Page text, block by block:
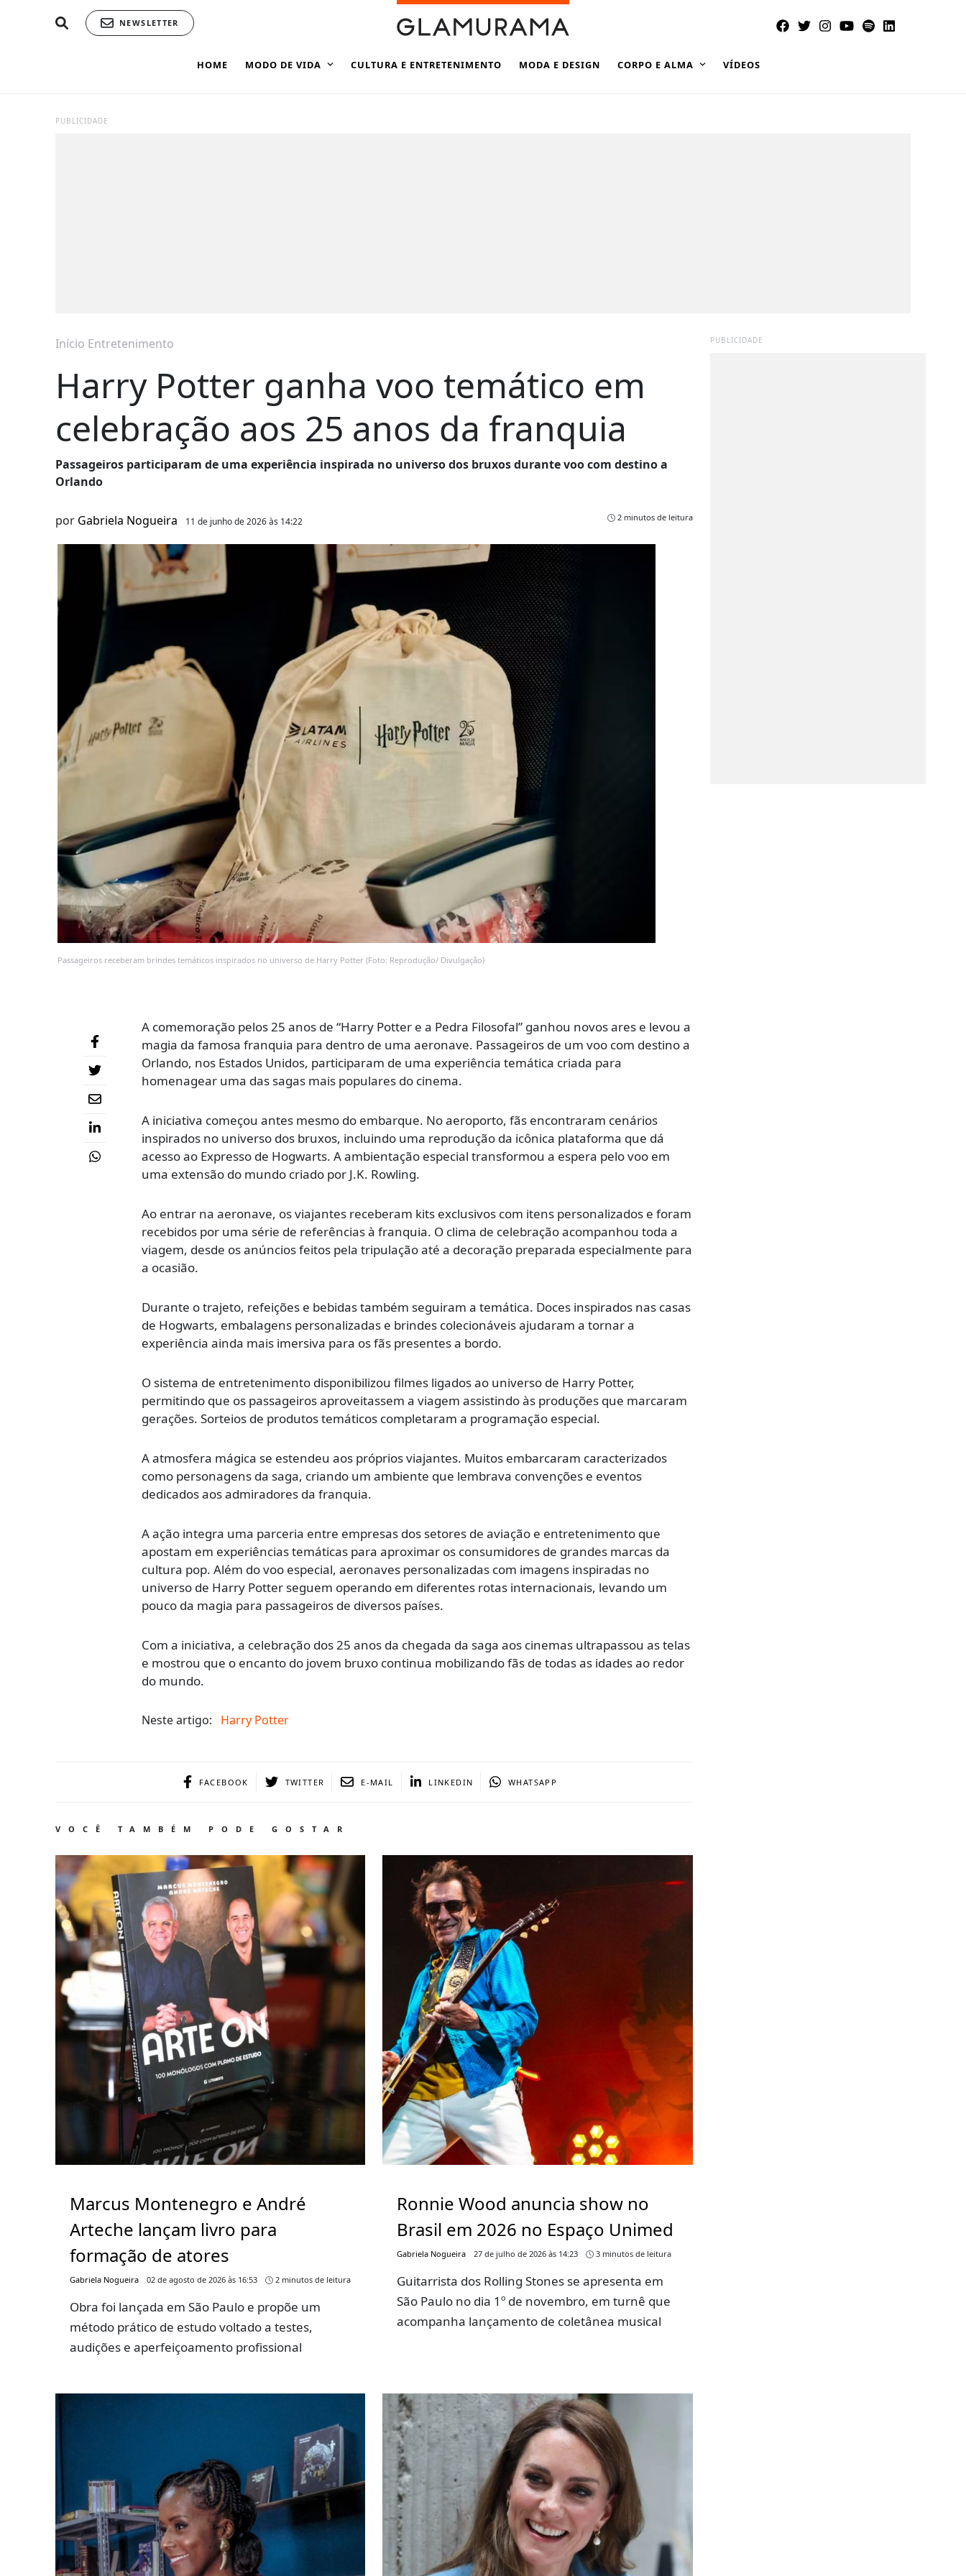
NEWSLETTER
HOME MODO DE VIDA CULTURA E ENTRETENIMENTO MODA E DESIGN CORPO E ALMA VÍDEOS
PUBLICIDADE
Início Entretenimento
Harry Potter ganha voo temático em
celebração aos 25 anos da franquia
Passageiros participaram de uma experiência inspirada no universo dos bruxos durante voo com destino a
Orlando
por Gabriela Nogueira 11 de junho de 2026 às 14:22 2 minutos de leitura
Passageiros receberam brindes temáticos inspirados no universo de Harry Potter (Foto: Reprodução/ Divulgação)
A comemoração pelos 25 anos de “Harry Potter e a Pedra Filosofal” ganhou novos ares e levou a
magia da famosa franquia para dentro de uma aeronave. Passageiros de um voo com destino a
Orlando, nos Estados Unidos, participaram de uma experiência temática criada para
homenagear uma das sagas mais populares do cinema.
A iniciativa começou antes mesmo do embarque. No aeroporto, fãs encontraram cenários
inspirados no universo dos bruxos, incluindo uma reprodução da icônica plataforma que dá
acesso ao Expresso de Hogwarts. A ambientação especial transformou a espera pelo voo em
uma extensão do mundo criado por J.K. Rowling.
Ao entrar na aeronave, os viajantes receberam kits exclusivos com itens personalizados e foram
recebidos por uma série de referências à franquia. O clima de celebração acompanhou toda a
viagem, desde os anúncios feitos pela tripulação até a decoração preparada especialmente para
a ocasião.
Durante o trajeto, refeições e bebidas também seguiram a temática. Doces inspirados nas casas
de Hogwarts, embalagens personalizadas e brindes colecionáveis ajudaram a tornar a
experiência ainda mais imersiva para os fãs presentes a bordo.
O sistema de entretenimento disponibilizou filmes ligados ao universo de Harry Potter,
permitindo que os passageiros aproveitassem a viagem assistindo às produções que marcaram
gerações. Sorteios de produtos temáticos completaram a programação especial.
A atmosfera mágica se estendeu aos próprios viajantes. Muitos embarcaram caracterizados
como personagens da saga, criando um ambiente que lembrava convenções e eventos
dedicados aos admiradores da franquia.
A ação integra uma parceria entre empresas dos setores de aviação e entretenimento que
apostam em experiências temáticas para aproximar os consumidores de grandes marcas da
cultura pop. Além do voo especial, aeronaves personalizadas com imagens inspiradas no
universo de Harry Potter seguem operando em diferentes rotas internacionais, levando um
pouco da magia para passageiros de diversos países.
Com a iniciativa, a celebração dos 25 anos da chegada da saga aos cinemas ultrapassou as telas
e mostrou que o encanto do jovem bruxo continua mobilizando fãs de todas as idades ao redor
do mundo.
Neste artigo: Harry Potter
FACEBOOK TWITTER E-MAIL LINKEDIN WHATSAPP
VOCÊ TAMBÉM PODE GOSTAR
Marcus Montenegro e André
Arteche lançam livro para
formação de atores
Gabriela Nogueira 02 de agosto de 2026 às 16:53 2 minutos de leitura
Obra foi lançada em São Paulo e propõe um
método prático de estudo voltado a testes,
audições e aperfeiçoamento profissional
Ronnie Wood anuncia show no
Brasil em 2026 no Espaço Unimed
Gabriela Nogueira 27 de julho de 2026 às 14:23 3 minutos de leitura
Guitarrista dos Rolling Stones se apresenta em
São Paulo no dia 1º de novembro, em turnê que
acompanha lançamento de coletânea musical
PUBLICIDADE